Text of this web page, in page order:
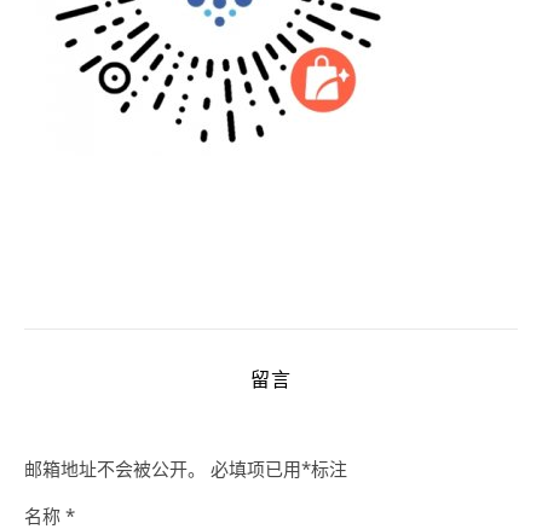
留言
邮箱地址不会被公开。 必填项已用*标注
名称 *